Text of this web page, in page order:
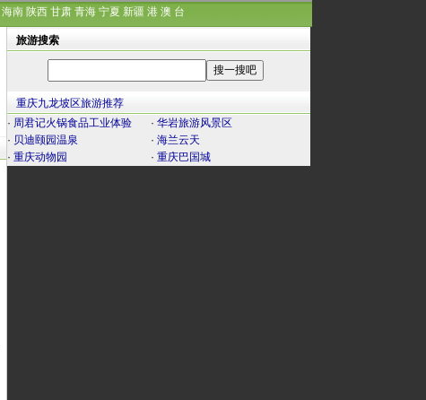
海南 陕西 甘肃 青海 宁夏 新疆 港 澳 台
旅游搜索
重庆九龙坡区旅游推荐
· 周君记火锅食品工业体验 · 华岩旅游风景区
· 贝迪颐园温泉 · 海兰云天
· 重庆动物园 · 重庆巴国城